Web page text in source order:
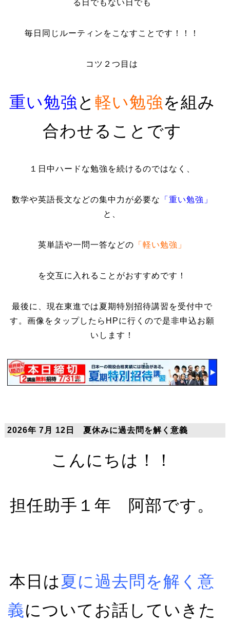
る日でもない日でも
毎日同じルーティンをこなすことです！！！
コツ２つ目は
重い勉強と 軽い勉強を組み
合わせることです
１日中ハードな勉強を続けるのではなく、
数学や英語長文などの集中力が必要な
「重い勉強」
と、
英単語や一問一答などの 「軽い勉強」
を交互に入れることがおすすめです！
最後に、現在東進では夏期特別招待講習を受付中で
す。画像をタップしたらHPに行くので是非申込お願
いします！
2026年 7月 12日 夏休みに過去問を解く意義
こんにちは！！
担任助手１年 阿部です。
本日は夏に過去問を解く意
義についてお話していきた